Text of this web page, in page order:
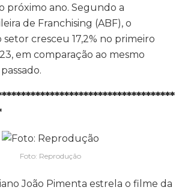
próximo ano. Segundo a
de Franchising (ABF), o
cresceu 17,2% no primeiro
em comparação ao mesmo
Foto: Reprodução
João Pimenta estrela o filme da